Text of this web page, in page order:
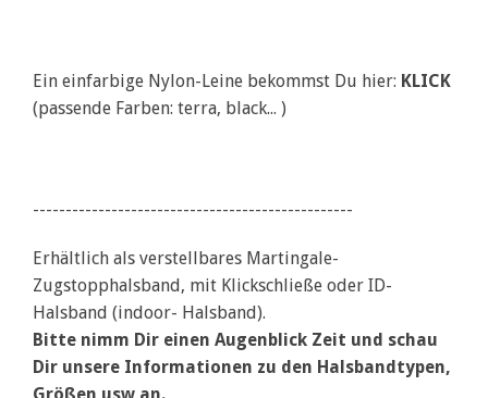
Ein einfarbige Nylon-Leine bekommst Du hier: KLICK
(passende Farben: terra, black... )
-------------------------------------------------
Erhältlich als verstellbares Martingale-
Zugstopphalsband, mit Klickschließe oder ID-
Halsband (indoor- Halsband).
Bitte nimm Dir einen Augenblick Zeit und schau
Dir unsere Informationen zu den Halsbandtypen,